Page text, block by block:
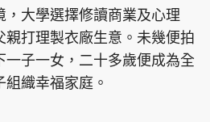
，大學選擇修讀商業及心理
親打理製衣廠生意。未幾便拍
一子一女，二十多歲便成為全
織幸福家庭。